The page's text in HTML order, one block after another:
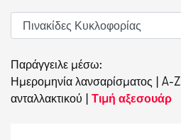
Παράγγειλε μέσω:
Ημερομηνία λανσαρίσματος | A-Z
ανταλλακτικού | Τιμή αξεσουάρ